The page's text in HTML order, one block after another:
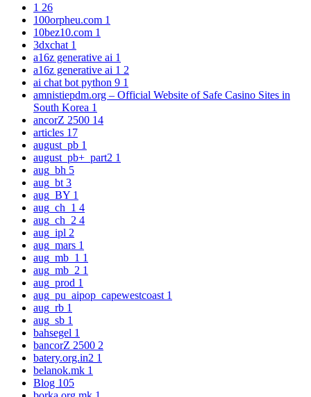
1 26
100orpheu.com 1
10bez10.com 1
3dxchat 1
a16z generative ai 1
a16z generative ai 1 2
ai chat bot python 9 1
amnistiepdm.org – Official Website of Safe Casino Sites in
South Korea 1
ancorZ 2500 14
articles 17
august_pb 1
august_pb+_part2 1
aug_bh 5
aug_bt 3
aug_BY 1
aug_ch_1 4
aug_ch_2 4
aug_ipl 2
aug_mars 1
aug_mb_1 1
aug_mb_2 1
aug_prod 1
aug_pu_aipop_capewestcoast 1
aug_rb 1
aug_sb 1
bahsegel 1
bancorZ 2500 2
batery.org.in2 1
belanok.mk 1
Blog 105